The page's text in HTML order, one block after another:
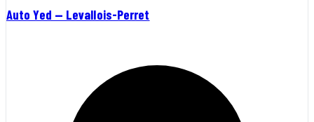
Auto Yed — Levallois-Perret